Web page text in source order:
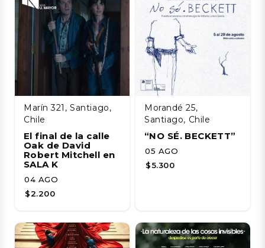
Marín 321, Santiago,
Chile
El final de la calle
Oak de David
Robert Mitchell en
SALA K
04 AGO
$2.200
Morandé 25,
Santiago, Chile
“NO SÉ. BECKETT”
05 AGO
$5.300